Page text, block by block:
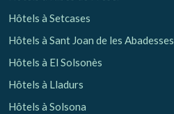
Hôtels à Setcases
Hôtels à Sant Joan de les Abadesses
Hôtels à El Solsonès
Hôtels à Lladurs
Hôtels à Solsona